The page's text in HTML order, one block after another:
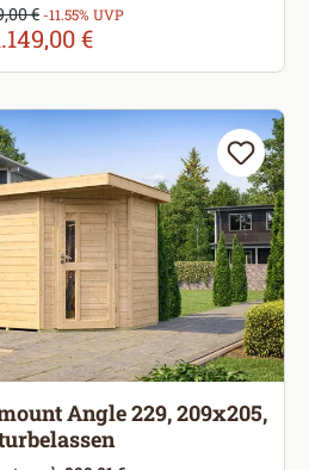
€
Preis:
€ -11.55% UVP
Angle 229, 209x205,